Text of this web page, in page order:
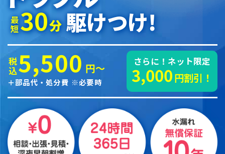
最短30分 駆けつけ!
税込5,500 円～
＋部品代・処分費 ※必要時
さらに！ネット限定
3,000 円割引！